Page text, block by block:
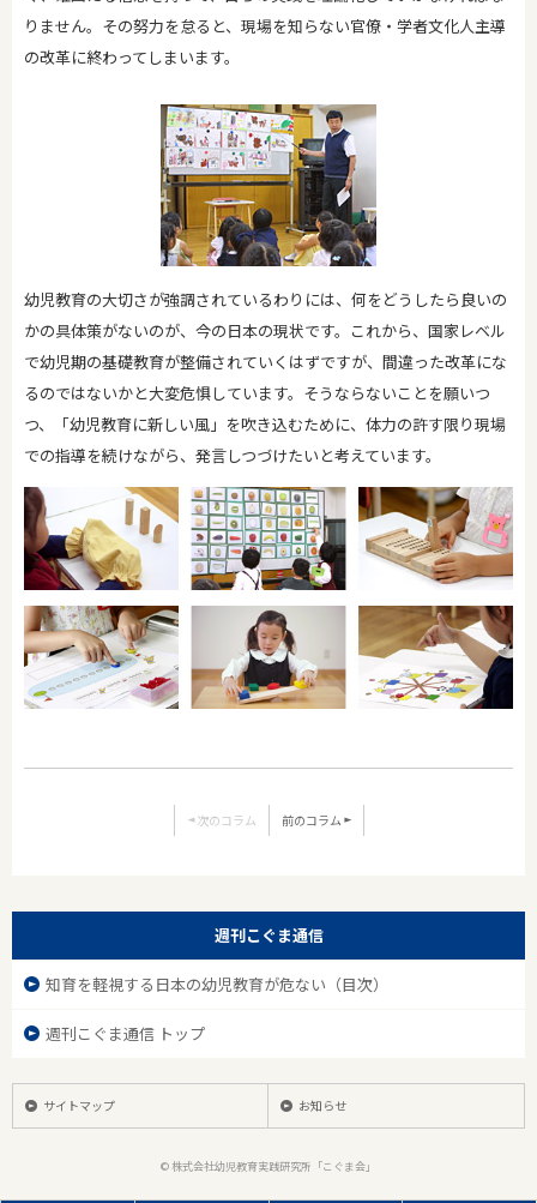
りません。その努力を怠ると、現場を知らない官僚・学者文化人主導
の改革に終わってしまいます。
幼児教育の大切さが強調されているわりには、何をどうしたら良いの
かの具体策がないのが、今の日本の現状です。これから、国家レベル
で幼児期の基礎教育が整備されていくはずですが、間違った改革にな
るのではないかと大変危惧しています。そうならないことを願いつ
つ、「幼児教育に新しい風」を吹き込むために、体力の許す限り現場
での指導を続けながら、発言しつづけたいと考えています。
次のコラム 前のコラム
週刊こぐま通信
知育を軽視する日本の幼児教育が危ない（目次）
週刊こぐま通信 トップ
サイトマップ お知らせ
© 株式会社幼児教育実践研究所「こぐま会」